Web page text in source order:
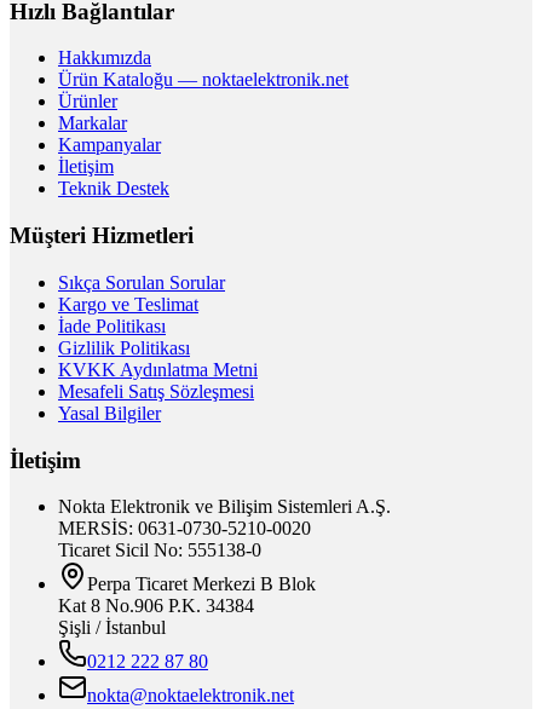
Hızlı Bağlantılar
Hakkımızda
Ürün Kataloğu — noktaelektronik.net
Ürünler
Markalar
Kampanyalar
İletişim
Teknik Destek
Müşteri Hizmetleri
Sıkça Sorulan Sorular
Kargo ve Teslimat
İade Politikası
Gizlilik Politikası
KVKK Aydınlatma Metni
Mesafeli Satış Sözleşmesi
Yasal Bilgiler
İletişim
Nokta Elektronik ve Bilişim Sistemleri A.Ş.
MERSİS: 0631-0730-5210-0020
Ticaret Sicil No: 555138-0
Perpa Ticaret Merkezi B Blok
Kat 8 No.906 P.K. 34384
Şişli / İstanbul
0212 222 87 80
nokta@noktaelektronik.net